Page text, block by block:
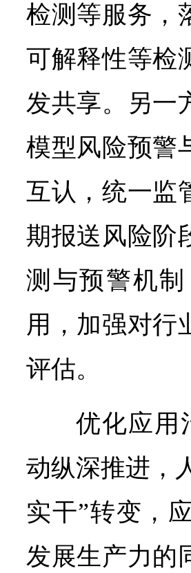
检测等服务，
可解释性等检
发共享。另一
模型风险预警
互认，统一监
期报送风险阶
测与预警机
用，加强对行
评估。
优化应用
动纵深推进，
实干”转变，
发展生产力的